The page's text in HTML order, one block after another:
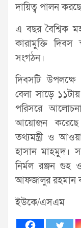
দায়িত্ব পালন
এ বছর বৈশ্বিক
কারামুক্তি দিবস
সংগঠন।
দিবসটি
বেলা সাড়ে
পরিসরে
আয়োজন
তথ্যমন্ত্রী ও
হাসান মাহমুদ।
নির্মল রঞ্জন গুহ
আফজালুর রহমান
ইউকে/এসএম